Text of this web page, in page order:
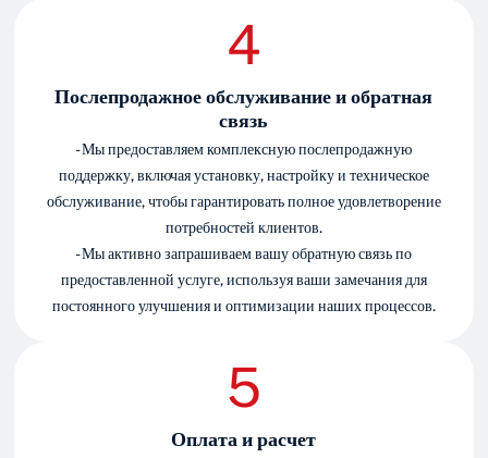
Послепродажное обслуживание и обратная
связь
- Мы предоставляем комплексную послепродажную
поддержку, включая установку, настройку и техническое
обслуживание, чтобы гарантировать полное удовлетворение
потребностей клиентов.
- Мы активно запрашиваем вашу обратную связь по
предоставленной услуге, используя ваши замечания для
постоянного улучшения и оптимизации наших процессов.
Оплата и расчет